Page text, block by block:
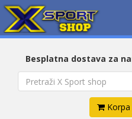
Besplatna dostava za